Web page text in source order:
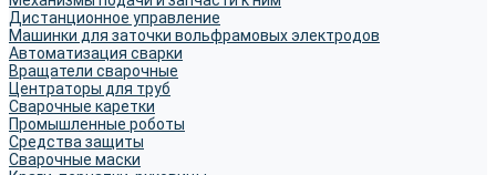
Дистанционное управление
Машинки для заточки вольфрамовых электродов
Автоматизация сварки
Вращатели сварочные
Центраторы для труб
Сварочные каретки
Промышленные роботы
Средства защиты
Сварочные маски